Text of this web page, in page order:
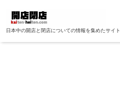
日本中の開店と閉店についての情報を集めたサイト